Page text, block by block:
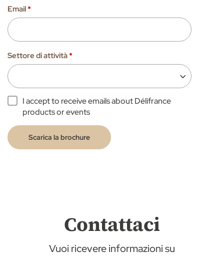
Email*
Settore di attività*
I accept to receive emails about Délifrance
products or events
Scarica la brochure
Contattaci
Vuoi ricevere informazioni su